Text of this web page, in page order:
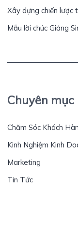
Xây dựng chiến lược
Mẫu lời chúc Giáng
Chuyên mục
Chăm Sóc Khách
Kinh Nghiệm Kinh
Marketing
Tin Tức